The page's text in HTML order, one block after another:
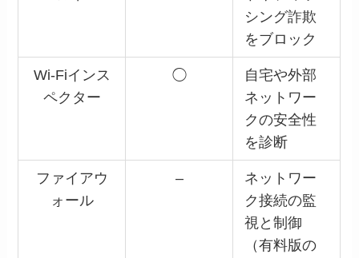
シング詐欺
をブロック
Wi-Fiインス
ペクター
◯
自宅や外部
ネットワー
クの安全性
を診断
ファイアウ
ォール
–
ネットワー
ク接続の監
視と制御
（有料版の